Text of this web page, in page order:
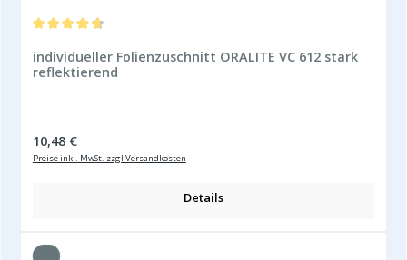
individueller Folienzuschnitt ORALITE VC 612 stark
reflektierend
Regulärer Preis:
10,48 €
Preise inkl. MwSt. zzgl Versandkosten
Details